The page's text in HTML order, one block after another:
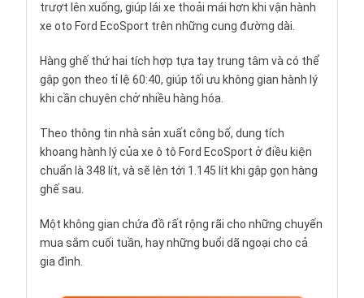
trượt lên xuống, giúp lái xe thoải mái hơn khi vận hành
xe oto Ford EcoSport trên những cung đường dài.
Hàng ghế thứ hai tích hợp tựa tay trung tâm và có thể
gập gọn theo tỉ lệ 60:40, giúp tối ưu không gian hành lý
khi cần chuyên chở nhiều hàng hóa.
Theo thông tin nhà sản xuất công bố, dung tích
khoang hành lý của xe ô tô Ford EcoSport ở điều kiện
chuẩn là 348 lít, và sẽ lên tới 1.145 lít khi gập gọn hàng
ghế sau.
Một không gian chứa đồ rất rộng rãi cho những chuyến
mua sắm cuối tuần, hay những buổi dã ngoại cho cả
gia đình.